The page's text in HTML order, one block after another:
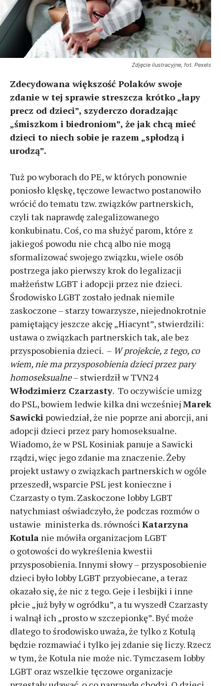
Zdjęcie ilustracyjne, fot. Pexels
Zdecydowana większość Polaków swoje
zdanie w tej sprawie streszcza krótko „łapy
precz od dzieci”, szyderczo doradzając
„śmiszkom i biedroniom”, że jak chcą mieć
dzieci to niech sobie je razem „spłodzą i
urodzą”.
Tuż po wyborach do PE, w których ponownie
poniosło klęskę, tęczowe lewactwo postanowiło
wrócić do tematu tzw. związków partnerskich,
czyli tak naprawdę zalegalizowanego
konkubinatu. Coś, co ma służyć parom, które z
jakiegoś powodu nie chcą albo nie mogą
sformalizować swojego związku, wiele osób
postrzega jako pierwszy krok do legalizacji
małżeństw LGBT i adopcji przez nie dzieci.
Środowisko LGBT zostało jednak niemile
zaskoczone – starzy towarzysze, niejednokrotnie
pamiętający jeszcze akcję „Hiacynt”, stwierdzili:
ustawa o związkach partnerskich tak, ale bez
przysposobienia dzieci. – W projekcie, z tego, co
wiem, nie ma przysposobienia dzieci przez pary
homoseksualne– stwierdził w TVN24
Włodzimierz Czarzasty. To oczywiście umizg
do PSL, bowiem ledwie kilka dni wcześniej Marek
Sawicki powiedział, że nie poprze ani aborcji, ani
adopcji dzieci przez pary homoseksualne.
Wiadomo, że w PSL Kosiniak panuje a Sawicki
rządzi, więc jego zdanie ma znaczenie. Żeby
projekt ustawy o związkach partnerskich w ogóle
przeszedł, wsparcie PSL jest konieczne i
Czarzasty o tym. Zaskoczone lobby LGBT
natychmiast oświadczyło, że podczas rozmów o
ustawie ministerka ds. równości Katarzyna
Kotula nie mówiła organizacjom LGBT
o gotowości do wykreślenia kwestii
przysposobienia. Innymi słowy – przysposobienie
dzieci było lobby LGBT przyobiecane, a teraz
okazało się, że nic z tego. Geje i lesbijki i inne
płcie „już były w ogródku”, a tu wyszedł Czarzasty
i walnął ich „prosto w szczepionkę”. Być może
dlatego to środowisko uważa, że tylko z Kotulą
będzie rozmawiać i tylko jej zdanie się liczy. Rzecz
w tym, że Kotula nie może nic. Tymczasem lobby
LGBT oraz wszelkie tęczowe organizacje